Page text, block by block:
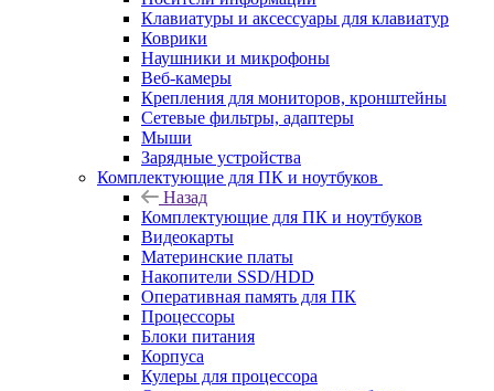
Клавиатуры и аксессуары для клавиатур
Коврики
Наушники и микрофоны
Веб-камеры
Крепления для мониторов, кронштейны
Сетевые фильтры, адаптеры
Мыши
Зарядные устройства
Комплектующие для ПК и ноутбуков
Назад
Комплектующие для ПК и ноутбуков
Видеокарты
Материнские платы
Накопители SSD/HDD
Оперативная память для ПК
Процессоры
Блоки питания
Корпуса
Кулеры для процессора